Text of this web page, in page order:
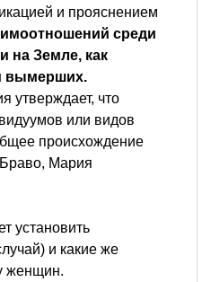
и прояснением
среди
на Земле, как
вымерших.
утверждает, что
или видов
происхождение
Мария
установить
и какие же
женщин.